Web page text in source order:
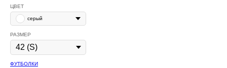
ЦВЕТ
серый
РАЗМЕР
ФУТБОЛКИ